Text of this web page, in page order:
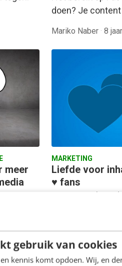
gebruik van cookies
kennis komt opdoen. Wij, en
doen? Je
Mariko Naber · 8
meer
al te
niet
MARKETING
Liefde voor
♥ fans
Vorige week